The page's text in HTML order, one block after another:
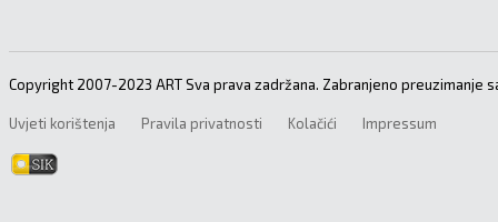
Copyright 2007-2023 ART Sva prava zadržana. Zabranjeno preuzimanje
Uvjeti korištenja Pravila privatnosti Kolačići Impressum